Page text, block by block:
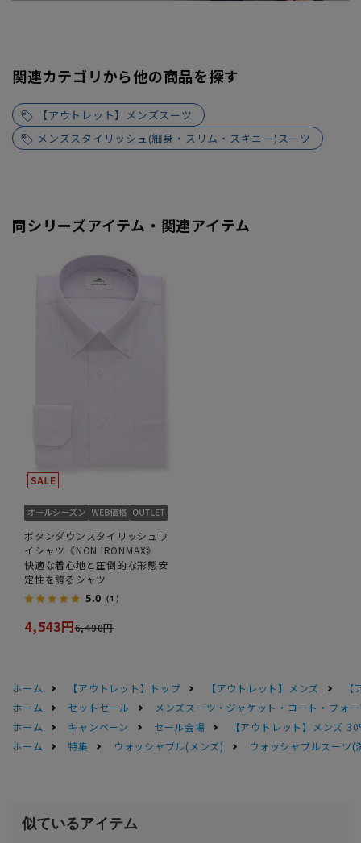
関連カテゴリから他の商品を探す
【アウトレット】メンズスーツ
メンズスタイリッシュ(細身・スリム・スキニー)スーツ
同シリーズアイテム・関連アイテム
ボタンダウンスタイリッシュワ
イシャツ《NON IRONMAX》
快適な着心地と圧倒的な形態安
定性を誇るシャツ
5.0 （1）
4,543円6,490円
ホーム 【アウトレット】トップ 【アウトレット】メンズ
ホーム
セットセール
メンズスーツ・ジャケット・コート・フォ
ホーム
キャンペーン セール会場
【アウトレット】メンズ
ホーム
特集 ウォッシャブル(メンズ) ウォッシャブルスーツ(